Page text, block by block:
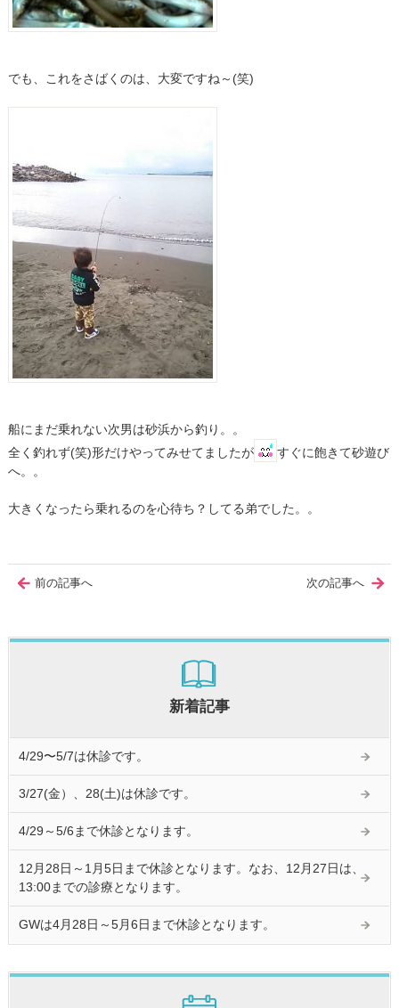
でも、これをさばくのは、大変ですね～(笑)
船にまだ乗れない次男は砂浜から釣り。。
全く釣れず(笑)形だけやってみせてましたが
すぐに飽きて砂遊び
へ。。
大きくなったら乗れるのを心待ち？してる弟でした。。
前の記事へ 次の記事へ
新着記事
4/29〜5/7は休診です。
3/27(金）、28(土)は休診です。
4/29～5/6まで休診となります。
12月28日～1月5日まで休診となります。なお、12月27日は、
13:00までの診療となります。
GWは4月28日～5月6日まで休診となります。